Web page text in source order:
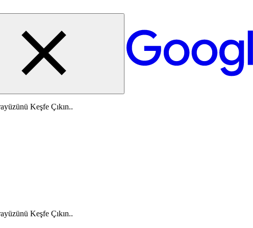
Keşfe Çıkın..
Keşfe Çıkın..